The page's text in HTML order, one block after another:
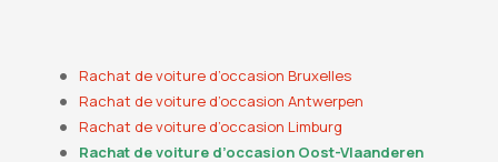
Rachat de voiture d’occasion Bruxelles
Rachat de voiture d’occasion Antwerpen
Rachat de voiture d’occasion Limburg
Rachat de voiture d’occasion Oost-Vlaanderen